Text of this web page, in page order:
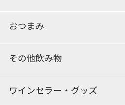
おつまみ
その他飲み物
ワインセラー・グッズ